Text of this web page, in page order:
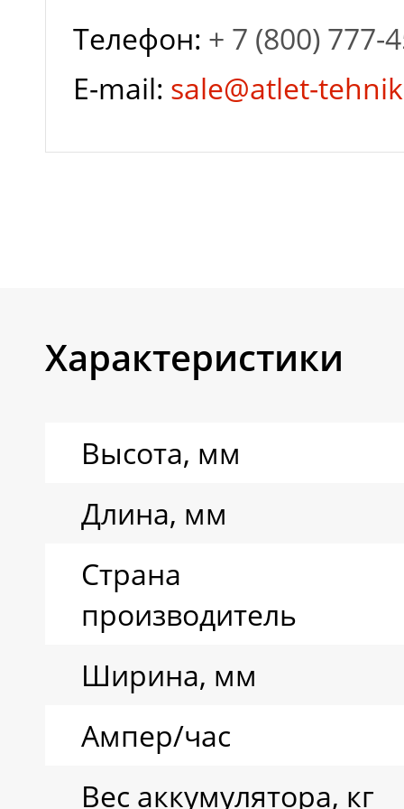
Гарантия завода
Телефон: + 7 (800) 777-
E-mail: sale@atlet-
Характеристики
Высота, мм
Длина, мм
Страна
производитель
Ширина, мм
Ампер/час
Вес аккумулятора, кг